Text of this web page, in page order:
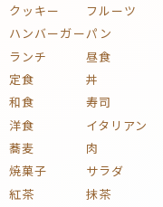
クッキー
フルーツ
ハンバーガーパン
ランチ
昼食
定食
丼
和食
寿司
洋食
イタリアン
蕎麦
肉
焼菓子
サラダ
紅茶
抹茶